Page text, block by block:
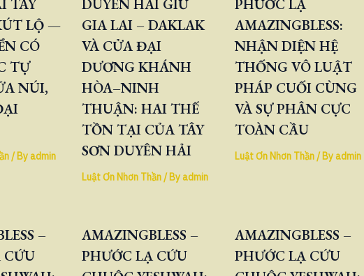
TÂY
LỘ —
CÓ
TỰ
NÚI,
/ Byadmin
DUYÊN HẢI GIỮ
GIA LAI – DAKLAK
VÀ CỬA ĐẠI
DƯƠNG KHÁNH
HÒA–NINH
THUẬN: HAI THẾ
TỒN TẠI CỦA TÂY
SƠN DUYÊN HẢI
Luật Ơn Nhơn Thần/ Byadmin
PHƯỚC LẠ
AMAZINGBLESS:
NHẬN DIỆN HỆ
THỐNG VÔ LUẬT
PHÁP CUỐI CÙNG
VÀ SỰ PHÂN CỰC
TOÀN CẦU
Luật Ơn Nhơn Thần/ Byadmin
–
CỨU
AMAZINGBLESS –
PHƯỚC LẠ CỨU
AMAZINGBLESS –
PHƯỚC LẠ CỨU